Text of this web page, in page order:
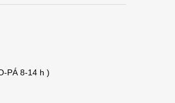
PÁ 8-14 h )